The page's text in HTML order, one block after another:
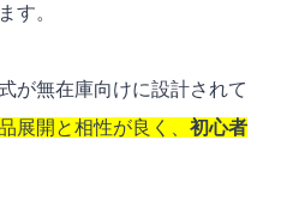
す。
が無在庫向けに設計されて
展開と相性が良く、 初心者